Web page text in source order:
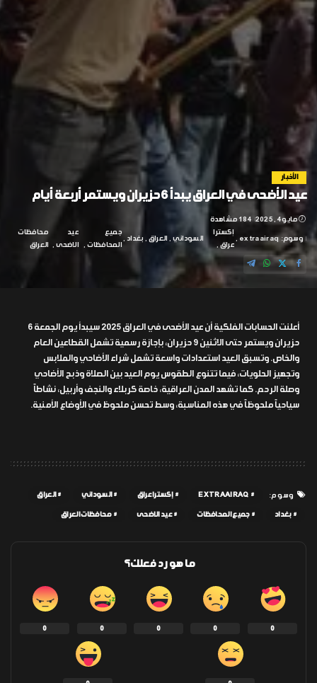
الأخبار
عيد الأضحى في العراق يبدأ 6 حزيران ويستمر أربعة أيام
مايو 4, 2025 184 مشاهدة
وسوم: extraairaq
إكسترا
عراق
السوداني العراق بغداد
جميع
المحافظات
عيد
الاضحى
محافظات
العراق
أعلنت الحسابات الفلكية أن عيد الأضحى في العراق 2025 سيبدأ يوم الجمعة 6
حزيران ويستمر حتى الاثنين 9 حزيران، بإجازة رسمية تشمل القطاعين العام
والخاص. وتسبق العيد استعدادات واسعة تشمل شراء الأضاحي والملابس
وتجهيز الحلويات، فيما تتنوع الطقوس يوم العيد بين الصلاة وذبح الأضاحي
وصلة الرحم. كما تشهد المدن العراقية، خاصة كربلاء والنجف وأربيل، نشاطاً
سياحياً ملحوظاً في هذه المناسبة، وسط تحسن ملحوظ في الأوضاع الأمنية.
وسوم: EXTRAAIRAQ إكسترا عراق السوداني العراق
بغداد جميع المحافظات عيد الاضحى محافظات العراق
ما هو رد فعلك؟
0
0
0
0
0